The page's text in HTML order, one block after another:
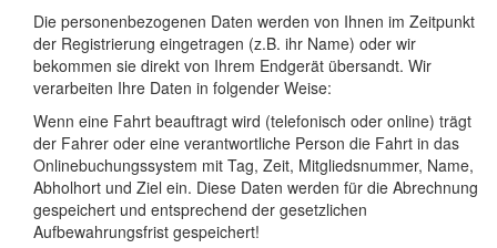
Die personenbezogenen Daten werden von Ihnen im Zeitpunkt
der Registrierung eingetragen (z.B. ihr Name) oder wir
bekommen sie direkt von Ihrem Endgerät übersandt. Wir
verarbeiten Ihre Daten in folgender Weise:
Wenn eine Fahrt beauftragt wird (telefonisch oder online) trägt
der Fahrer oder eine verantwortliche Person die Fahrt in das
Onlinebuchungssystem mit Tag, Zeit, Mitgliedsnummer, Name,
Abholhort und Ziel ein. Diese Daten werden für die Abrechnung
gespeichert und entsprechend der gesetzlichen
Aufbewahrungsfrist gespeichert!